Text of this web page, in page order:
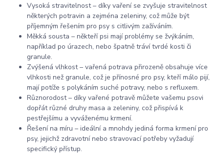
Vysoká stravitelnost – díky vaření se zvyšuje stravitelnost
některých potravin a zejména zeleniny, což může být
příjemným řešením pro psy s citlivým zažíváním.
Měkká sousta – někteří psi mají problémy se žvýkáním,
například po úrazech, nebo špatně tráví tvrdé kosti či
granule.
Zvýšená vlhkost – vařená potrava přirozeně obsahuje více
vlhkosti než granule, což je přínosné pro psy, kteří málo pijí,
mají potíže s polykáním suché potravy, nebo s refluxem.
Různorodost – díky vařené potravě můžete vašemu psovi
dopřát různé druhy masa a zeleniny, což přispívá k
pestřejšímu a vyváženému krmení.
Řešení na míru – ideální a mnohdy jediná forma krmení pro
psy, jejichž zdravotní nebo stravovací potřeby vyžadují
specifický přístup.